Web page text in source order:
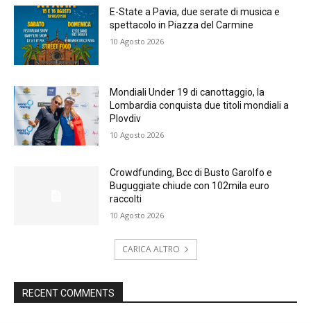
E-State a Pavia, due serate di musica e
spettacolo in Piazza del Carmine
10 Agosto 2026
Mondiali Under 19 di canottaggio, la
Lombardia conquista due titoli mondiali a
Plovdiv
10 Agosto 2026
Crowdfunding, Bcc di Busto Garolfo e
Buguggiate chiude con 102mila euro
raccolti
10 Agosto 2026
CARICA ALTRO
RECENT COMMENTS